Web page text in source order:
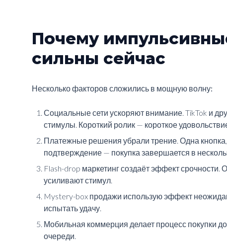
Почему
сильны сейчас
Несколько факторов сложились в мощную волну:
Социальные сети ускоряют внимание. TikTok и
стимулы. Короткий ролик — короткое
Платежные решения убрали трение. Одна
подтверждение — покупка завершается в
Flash-drop маркетинг создаёт эффект
усиливают стимул.
Mystery-box продажи использую эффект
испытать удачу.
Мобильная коммерция делает процесс покупки
очереди.